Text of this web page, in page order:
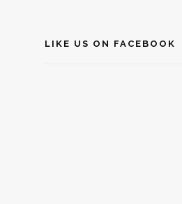
LIKE US ON FACEBOOK